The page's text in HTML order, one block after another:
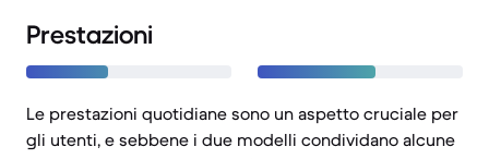
Prestazioni
Le prestazioni quotidiane sono un aspetto cruciale per
gli utenti, e sebbene i due modelli condividano alcune